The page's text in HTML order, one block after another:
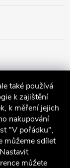
také používá
k zajištění
k měření jejich
nakupování
"V pořádku",
můžeme sdílet
můžete